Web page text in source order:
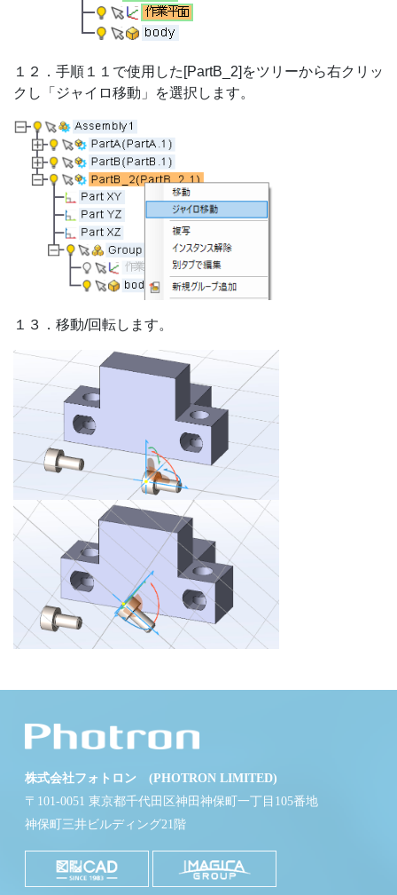
１２．手順１１で使用した[PartB_2]をツリーから右クリッ
クし「ジャイロ移動」を選択します。
１３．移動/回転します。
株式会社フォトロン (PHOTRON LIMITED)
〒101-0051 東京都千代田区神田神保町一丁目105番地
神保町三井ビルディング21階